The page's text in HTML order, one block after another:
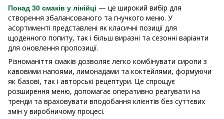
Понад 30 смаків у лінійці — це широкий вибір для
створення збалансованого та гнучкого меню. У
асортименті представлені як класичні позиції для
щоденного попиту, так і більш виразні та сезонні варіанти
для оновлення пропозиції.
Різноманіття смаків дозволяє легко комбінувати сиропи з
кавовими напоями, лимонадами та коктейлями, формуючи
як базові, так і авторські рецептури. Це спрощує
розширення меню, допомагає оперативно реагувати на
тренди та враховувати вподобання клієнтів без суттєвих
змін у виробничому процесі.